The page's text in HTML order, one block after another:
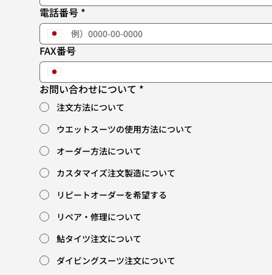
電話番号 *
FAX番号
お問い合わせについて *
注文方法について
ウエットスーツの使用方法について
オーダー方法について
カスタマイズ注文製造について
リピートオーダーを希望する
リペア・修理について
鮎タイツ注文について
ダイビングスーツ注文について